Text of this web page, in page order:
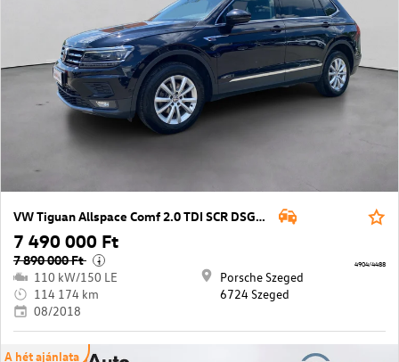
VW Tiguan Allspace Comf 2.0 TDI SCR DSG 4Mo
7 490 000 Ft
7 890 000 Ft i
110 kW/150 LE
114 174 km
08/2018
Porsche Szeged
6724 Szeged
4904/4488
A hét ajánlata